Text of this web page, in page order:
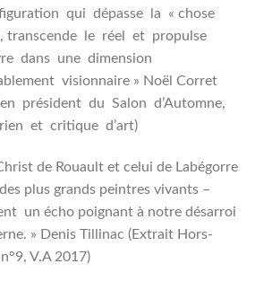
qui dépasse la « chose
transcende le réel et propulse
dans une dimension
visionnaire » Noël Corret
président du Salon d’Automne,
et critique d’art)
de Rouault et celui de Labégorre
plus grands peintres vivants –
un écho poignant à notre désarroi
» Denis Tillinac (Extrait Hors-
V.A 2017)